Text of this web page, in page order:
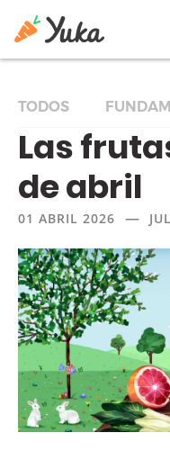
TODOS
Las
de abril
01 ABRIL 2026 —